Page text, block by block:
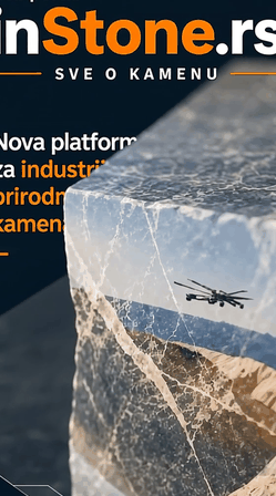
- Lim i mašine za savremena